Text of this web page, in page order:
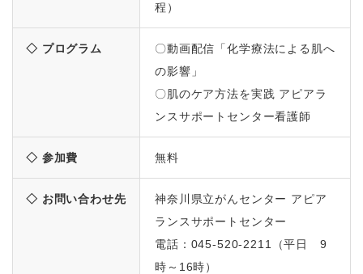
程）
◇ プログラム
〇動画配信「化学療法による肌へ
の影響」
〇肌のケア方法を実践 アピアラ
ンスサポートセンター看護師
◇ 参加費 無料
◇ お問い合わせ先
神奈川県立がんセンター アピア
ランスサポートセンター
電話：045-520-2211（平日 9
時～16時）